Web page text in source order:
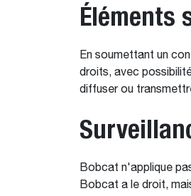
Éléments
En soumettant un
droits, avec
diffuser ou
Bobcat n'applique
Bobcat a le droit,